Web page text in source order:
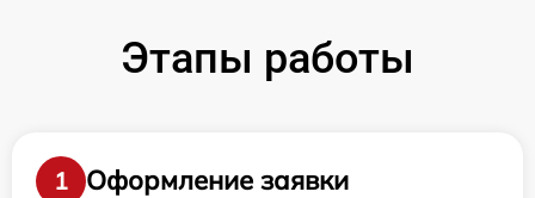
Этапы работы
1
Оформление заявки